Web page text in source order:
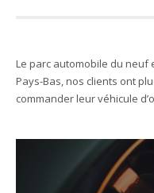
Le parc automobile du neuf
Pays-Bas, nos clients ont
commander leur véhicule